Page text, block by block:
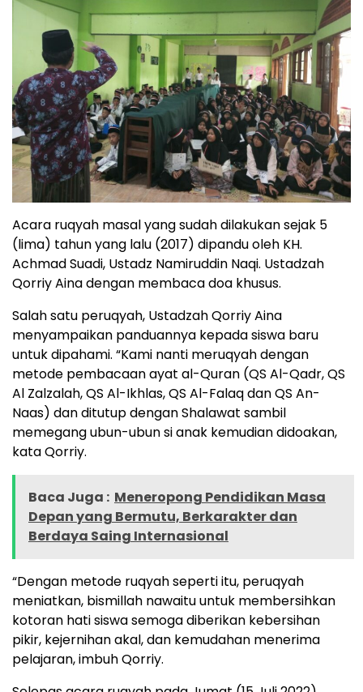
Acara ruqyah masal yang sudah dilakukan sejak 5
(lima) tahun yang lalu (2017) dipandu oleh KH.
Achmad Suadi, Ustadz Namiruddin Naqi. Ustadzah
Qorriy Aina dengan membaca doa khusus.
Salah satu peruqyah, Ustadzah Qorriy Aina
menyampaikan panduannya kepada siswa baru
untuk dipahami. “Kami nanti meruqyah dengan
metode pembacaan ayat al-Quran (QS Al-Qadr, QS
Al Zalzalah, QS Al-Ikhlas, QS Al-Falaq dan QS An-
Naas) dan ditutup dengan Shalawat sambil
memegang ubun-ubun si anak kemudian didoakan,
kata Qorriy.
Baca Juga : Meneropong Pendidikan Masa
Depan yang Bermutu, Berkarakter dan
Berdaya Saing Internasional
“Dengan metode ruqyah seperti itu, peruqyah
meniatkan, bismillah nawaitu untuk membersihkan
kotoran hati siswa semoga diberikan kebersihan
pikir, kejernihan akal, dan kemudahan menerima
pelajaran, imbuh Qorriy.